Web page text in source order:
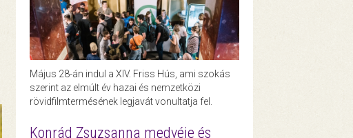
Május 28-án indul a XIV. Friss Hús, ami szokás
szerint az elmúlt év hazai és nemzetközi
rövidfilmtermésének legjavát vonultatja fel.
Konrád Zsuzsanna medvéje és